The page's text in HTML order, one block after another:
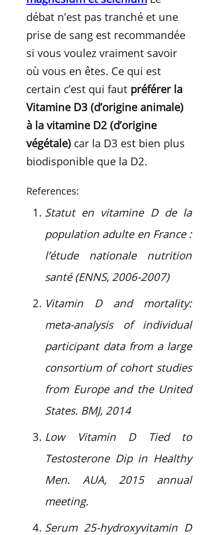
débat n’est pas tranché et une
prise de sang est recommandée
si vous voulez vraiment savoir
où vous en êtes. Ce qui est
certain c’est qui faut préférer la
Vitamine D3 (d’origine animale)
à la vitamine D2 (d’origine
végétale) car la D3 est bien plus
biodisponible que la D2.
References:
Statut en vitamine D de la
population adulte en France :
l’étude nationale nutrition
santé (ENNS, 2006-2007)
Vitamin D and mortality:
meta-analysis of individual
participant data from a large
consortium of cohort studies
from Europe and the United
States. BMJ, 2014
Low Vitamin D Tied to
Testosterone Dip in Healthy
Men. AUA, 2015 annual
meeting.
Serum 25-hydroxyvitamin D